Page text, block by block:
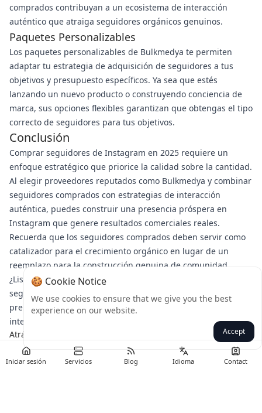
Iniciar sesión Servicios Blog Idioma Contact
comprados contribuyan a un ecosistema de interacción
auténtico que atraiga seguidores orgánicos genuinos.
Paquetes Personalizables
Los paquetes personalizables de Bulkmedya te permiten
adaptar tu estrategia de adquisición de seguidores a tus
objetivos y presupuesto específicos. Ya sea que estés
lanzando un nuevo producto o construyendo conciencia de
marca, sus opciones flexibles garantizan que obtengas el tipo
correcto de seguidores para tus objetivos.
Conclusión
Comprar seguidores de Instagram en 2025 requiere un
enfoque estratégico que priorice la calidad sobre la cantidad.
Al elegir proveedores reputados como Bulkmedya y combinar
seguidores comprados con estrategias de interacción
auténtica, puedes construir una presencia próspera en
Instagram que genere resultados comerciales reales.
Recuerda que los seguidores comprados deben servir como
catalizador para el crecimiento orgánico en lugar de un
reemplazo para la construcción genuina de comunidad.
¿Listo para impulsar tu presencia en Instagram con
seguidores que realmente interactúan? Explora los servicios
premium de Bulkmedya hoy y comienza a construir la
interacción auténtica que tu marca merece.
Atrás
🍪 Cookie Notice
We use cookies to ensure that we give you the best
experience on our website.
Accept